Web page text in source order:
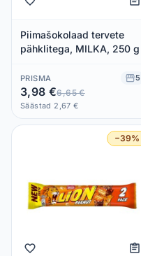
Piimašokolaad tervete
pähklitega, MILKA, 250 g
PRISMA 5
3,98 €6,65 €
Säästad 2,67 €
−39%